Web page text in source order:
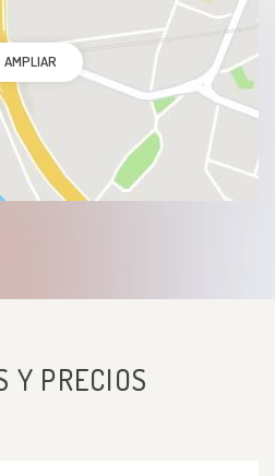
AMPLIAR
Y PRECIOS